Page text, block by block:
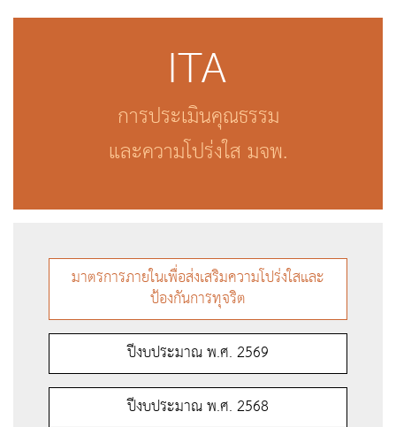
ITA
การประเมินคุณธรรม
และความโปร่งใส มจพ.
มาตรการภายในเพื่อส่งเสริมความโปร่งใสและ
ป้องกันการทุจริต
ปีงบประมาณ พ.ศ. 2569
ปีงบประมาณ พ.ศ. 2568